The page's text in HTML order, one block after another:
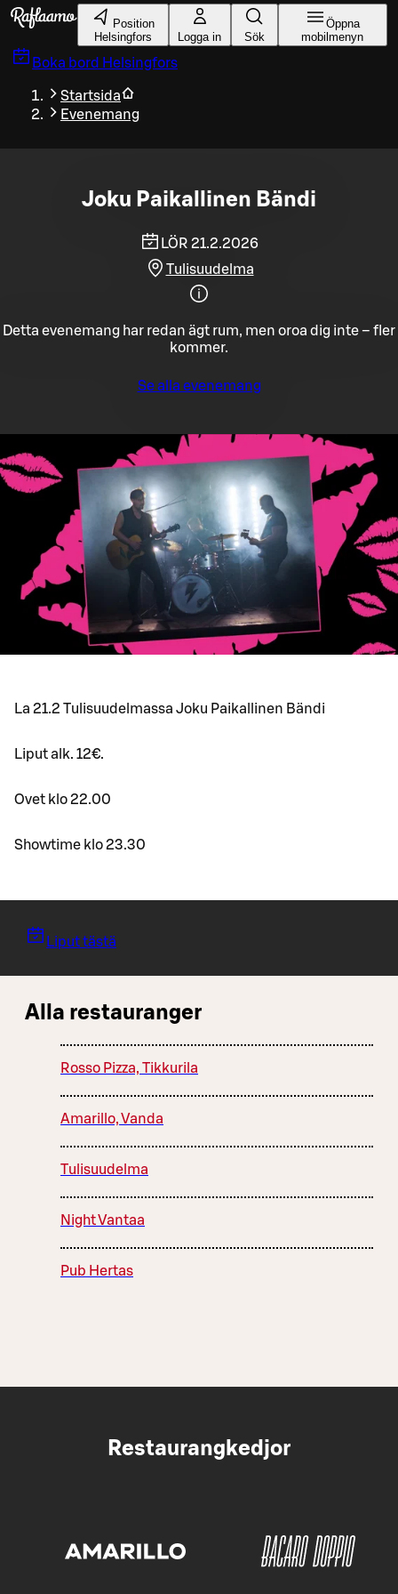
Gå till huvudinnehållet
Position
Helsingfors
Logga in Sök
Öppna
mobilmenyn
Boka bord Helsingfors
Startsida
Evenemang
Joku Paikallinen Bändi
LÖR 21.2.2026
Tulisuudelma
Detta evenemang har redan ägt rum, men oroa dig inte – fler
kommer.
Se alla evenemang
La 21.2 Tulisuudelmassa Joku Paikallinen Bändi
Liput alk. 12€.
Ovet klo 22.00
Showtime klo 23.30
Liput tästä
Alla restauranger
Rosso Pizza, Tikkurila
Amarillo, Vanda
Tulisuudelma
Night Vantaa
Pub Hertas
Restaurangkedjor